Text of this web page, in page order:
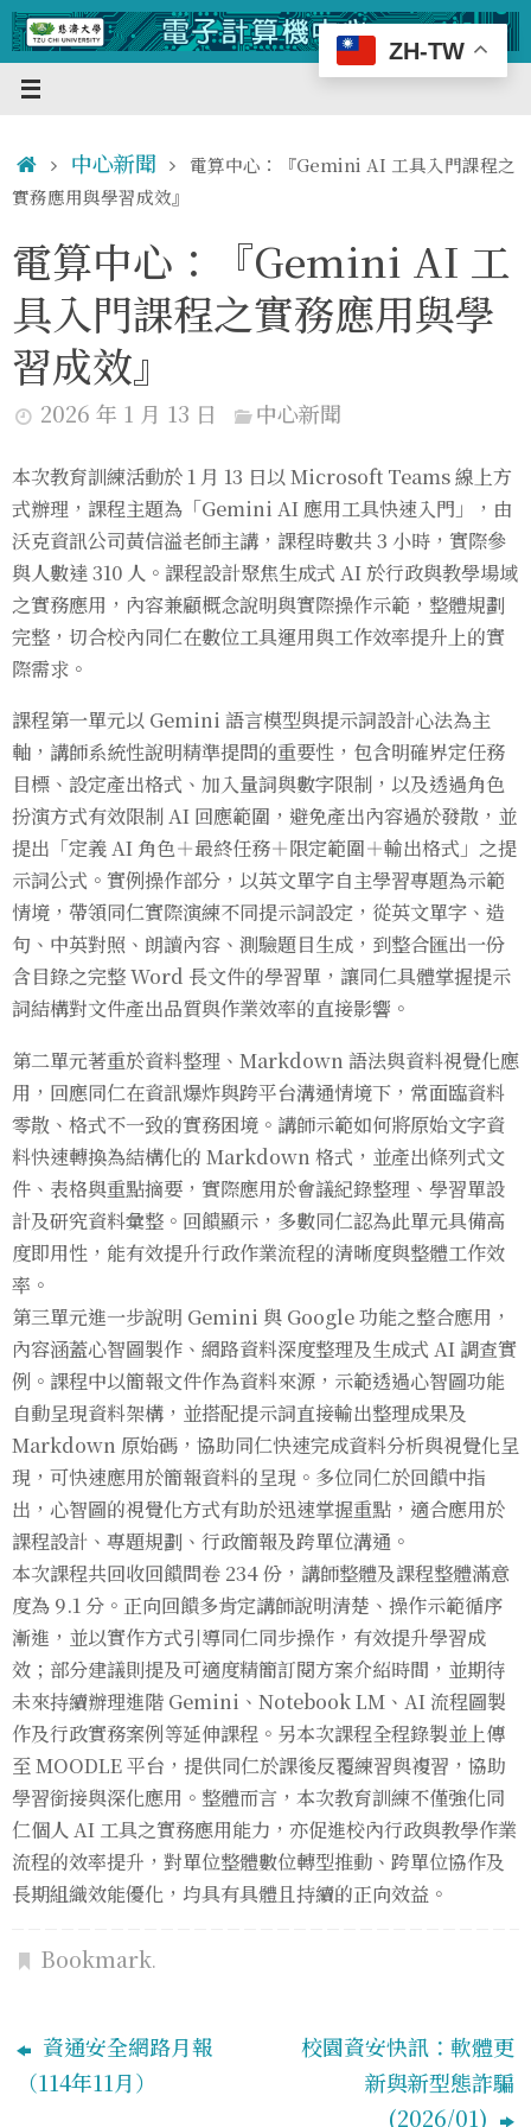
Skip
to
content
Home
中心新聞
電算中心：『Gemini AI 工具入門課程之
實務應用與學習成效』
電算中心：『Gemini AI 工
具入門課程之實務應用與學
習成效』
2026 年 1 月 13 日 中心新聞
本次教育訓練活動於 1 月 13 日以 Microsoft Teams 線上方
式辦理，課程主題為「Gemini AI 應用工具快速入門」，由
沃克資訊公司黃信溢老師主講，課程時數共 3 小時，實際參
與人數達 310 人。課程設計聚焦生成式 AI 於行政與教學場域
之實務應用，內容兼顧概念說明與實際操作示範，整體規劃
完整，切合校內同仁在數位工具運用與工作效率提升上的實
際需求。
課程第一單元以 Gemini 語言模型與提示詞設計心法為主
軸，講師系統性說明精準提問的重要性，包含明確界定任務
目標、設定產出格式、加入量詞與數字限制，以及透過角色
扮演方式有效限制 AI 回應範圍，避免產出內容過於發散，並
提出「定義 AI 角色＋最終任務＋限定範圍＋輸出格式」之提
示詞公式。實例操作部分，以英文單字自主學習專題為示範
情境，帶領同仁實際演練不同提示詞設定，從英文單字、造
句、中英對照、朗讀內容、測驗題目生成，到整合匯出一份
含目錄之完整 Word 長文件的學習單，讓同仁具體掌握提示
詞結構對文件產出品質與作業效率的直接影響。
第二單元著重於資料整理、Markdown 語法與資料視覺化應
用，回應同仁在資訊爆炸與跨平台溝通情境下，常面臨資料
零散、格式不一致的實務困境。講師示範如何將原始文字資
料快速轉換為結構化的 Markdown 格式，並產出條列式文
件、表格與重點摘要，實際應用於會議紀錄整理、學習單設
計及研究資料彙整。回饋顯示，多數同仁認為此單元具備高
度即用性，能有效提升行政作業流程的清晰度與整體工作效
率。
第三單元進一步說明 Gemini 與 Google 功能之整合應用，
內容涵蓋心智圖製作、網路資料深度整理及生成式 AI 調查實
例。課程中以簡報文件作為資料來源，示範透過心智圖功能
自動呈現資料架構，並搭配提示詞直接輸出整理成果及
Markdown 原始碼，協助同仁快速完成資料分析與視覺化呈
現，可快速應用於簡報資料的呈現。多位同仁於回饋中指
出，心智圖的視覺化方式有助於迅速掌握重點，適合應用於
課程設計、專題規劃、行政簡報及跨單位溝通。
本次課程共回收回饋問卷 234 份，講師整體及課程整體滿意
度為 9.1 分。正向回饋多肯定講師說明清楚、操作示範循序
漸進，並以實作方式引導同仁同步操作，有效提升學習成
效；部分建議則提及可適度精簡訂閱方案介紹時間，並期待
未來持續辦理進階 Gemini、Notebook LM、AI 流程圖製
作及行政實務案例等延伸課程。另本次課程全程錄製並上傳
至 MOODLE 平台，提供同仁於課後反覆練習與複習，協助
學習銜接與深化應用。整體而言，本次教育訓練不僅強化同
仁個人 AI 工具之實務應用能力，亦促進校內行政與教學作業
流程的效率提升，對單位整體數位轉型推動、跨單位協作及
長期組織效能優化，均具有具體且持續的正向效益。
Bookmark.
資通安全網路月報
（114年11月）
校園資安快訊：軟體更
新與新型態詐騙
(2026/01)
ZH-TW